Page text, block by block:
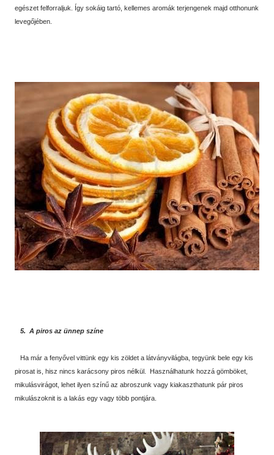
egészet felforraljuk. Így sokáig tartó, kellemes aromák terjengenek majd otthonunk
levegőjében.
5. A piros az ünnep színe
Ha már a fenyővel vittünk egy kis zöldet a látványvilágba, tegyünk bele egy kis
pirosat is, hisz nincs karácsony piros nélkül. Használhatunk hozzá gömböket,
mikulásvirágot, lehet ilyen színű az abroszunk vagy kiakaszthatunk pár piros
mikulászoknit is a lakás egy vagy több pontjára.